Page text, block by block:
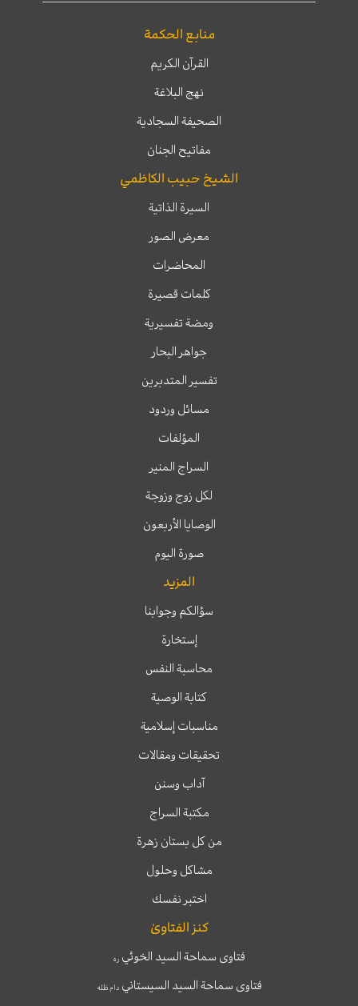
منابع الحكمة
القرآن الكريم
نهج البلاغة
الصحيفة السجادية
مفاتيح الجنان
الشيخ حبيب الكاظمي
السيرة الذاتية
معرض الصور
المحاضرات
كلمات قصيرة
ومضة تفسيرية
جواهر البحار
تفسير المتدبرين
مسائل وردود
المؤلفات
السراج المنير
لكل زوج وزوجة
الوصايا الأربعون
صورة اليوم
المزيد
سؤالكم وجوابنا
إستخارة
محاسبة النفس
كتابة الوصية
مناسبات إسلامية
تحقيقات ومقالات
آداب وسنن
مكتبة السراج
من كل بستان زهرة
مشاكل وحلول
اختبر نفسك
كنز الفتاوىٰ
فتاوى سماحة السيد الخوئيره
فتاوى سماحة السيد السيستانيدام ظله